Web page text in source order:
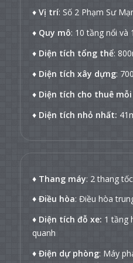
♦ Vị trí: Số 2 Phạm Sư
♦Quy mô: 10 tầng nổi và
♦ Diện tích tổng thể:
♦ Diện tích xây dựng:
♦ Diện tích cho thuê mỗi
♦ Diện tích nhỏ nhất:
♦ Thang máy: 2 thang
♦ Điều hòa: Điều hòa
♦ Diện tích đỗ xe: 1 tầng
quanh
♦ Điện dự phòng: Máy